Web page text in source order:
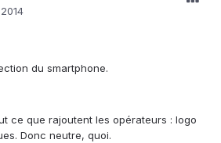
du smartphone.
ce que rajoutent les opérateurs : logo
Donc neutre, quoi.